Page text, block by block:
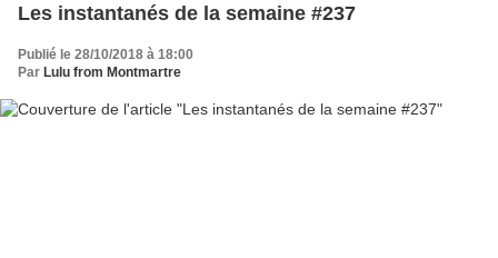
Les instantanés de la semaine #237
Publié le 28/10/2018 à 18:00
Par Lulu from Montmartre